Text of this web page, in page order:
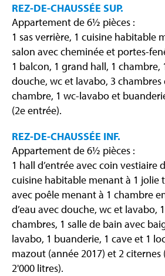
REZ-DE-CHAUSSÉE SUP.
Appartement de 6½ pièces :
1 sas verrière, 1 cuisine habitable
salon avec cheminée et portes-
1 balcon, 1 grand hall, 1 chambre,
douche, wc et lavabo, 3 chambres
chambre, 1 wc-lavabo et
(2e entrée).
REZ-DE-CHAUSSÉE INF.
Appartement de 6½ pièces :
1 hall d’entrée avec coin vestiaire
cuisine habitable menant à 1 jolie
avec poêle menant à 1 chambre
d’eau avec douche, wc et lavabo,
chambres, 1 salle de bain avec
lavabo, 1 buanderie, 1 cave et 1
mazout (année 2017) et 2
2'000 litres).